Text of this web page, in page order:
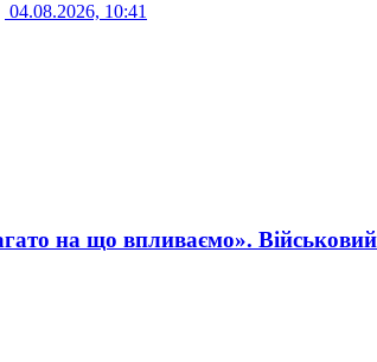
04.08.2026, 10:41
на що впливаємо».